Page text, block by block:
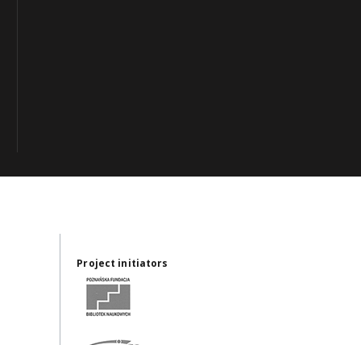
Project initiators